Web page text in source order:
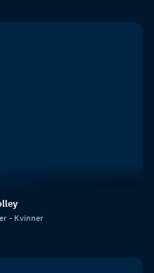
- Kvinner